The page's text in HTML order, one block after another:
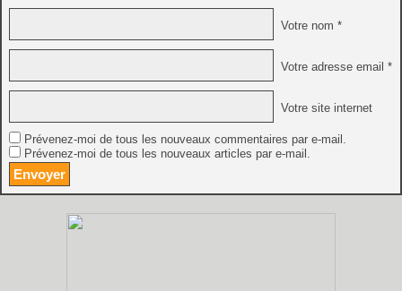
Votre nom *
Votre adresse email *
Votre site internet
Prévenez-moi de tous les nouveaux commentaires par e-mail.
Prévenez-moi de tous les nouveaux articles par e-mail.